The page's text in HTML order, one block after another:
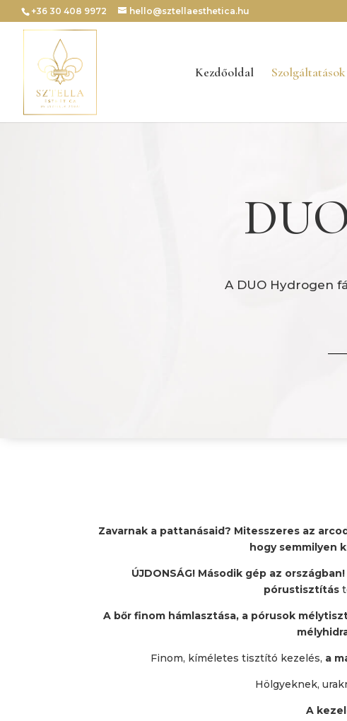
+36 30 408 9972 hello@sztellaesthetica.hu
Kezdőoldal Szolgáltatások
A DUO Hydrogen
Zavarnak a pattanásaid? Mitesszeres az
hogy semmilyen
ÚJDONSÁG! Második gép az országban!
pórustisztítás
A bőr finom hámlasztása, a pórusok
Finom, kíméletes tisztító kezelés, a
Hölgyeknek,
A